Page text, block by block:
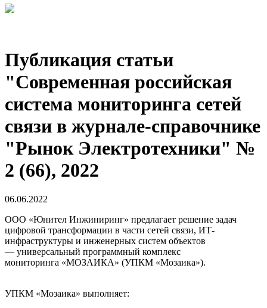
Публикация статьи
"Современная российская
система мониторинга сетей
связи в журнале-справочнике
"Рынок Электротехники" №
2 (66), 2022
06.06.2022
ООО «Юнител Инжиниринг» предлагает решение задач
цифровой трансформации в части сетей связи, ИТ-
инфраструктуры и инженерных систем объектов
— универсальный программный комплекс
мониторинга «МОЗАИКА» (УПКМ «Мозаика»).
УПКМ «Мозаика» выполняет: